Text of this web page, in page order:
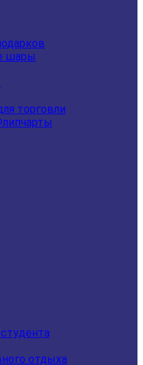
шары
торговли